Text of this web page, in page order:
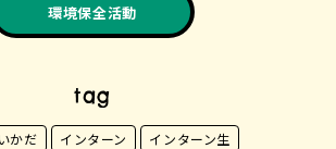
環境保全活動
tag
いかだ インターン
インターン生